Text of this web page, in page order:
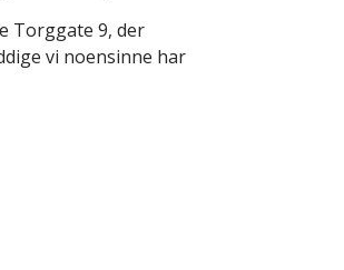
Torggate 9, der
vi noensinne har